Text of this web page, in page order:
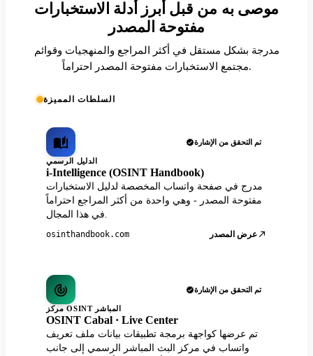
موصى به من قبل أبرز أدلة الاستخبارات
مفتوحة المصدر
مدرجة بشكل مستقل في أكثر المراجع والمنهجيات وقوائم
مجتمع الاستخبارات مفتوحة المصدر احتراماً.
السلطات المميزة
تم التحقق من الإشارة
الدليل الرسمي
i-Intelligence (OSINT Handbook)
مدرج في صفحة واتساب المخصصة لدليل الاستخبارات
مفتوحة المصدر - وهي واحدة من أكثر المراجع احتراماً
في هذا المجال.
osinthandbook.com عرض المصدر
تم التحقق من الإشارة
مركز OSINT المباشر
OSINT Cabal · Live Center
تم عرضها كواجهة برمجة تطبيقات بيانات ملف تعريف
واتساب في مركز البث المباشر الرسمي إلى جانب